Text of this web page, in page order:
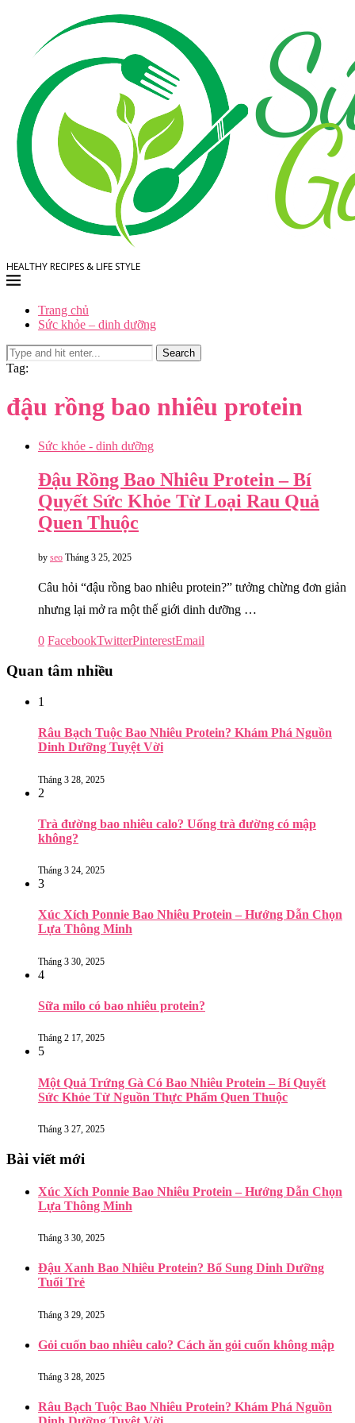
HEALTHY RECIPES & LIFE STYLE
Trang chủ
Sức khỏe – dinh dưỡng
Search
Tag:
đậu rồng bao nhiêu protein
Sức khỏe - dinh dưỡng
Đậu Rồng Bao Nhiêu Protein – Bí
Quyết Sức Khỏe Từ Loại Rau Quả
Quen Thuộc
by seo Tháng 3 25, 2025
Câu hỏi “đậu rồng bao nhiêu protein?” tưởng chừng đơn giản
nhưng lại mở ra một thế giới dinh dưỡng …
0 FacebookTwitterPinterestEmail
Quan tâm nhiều
1
Râu Bạch Tuộc Bao Nhiêu Protein? Khám Phá Nguồn
Dinh Dưỡng Tuyệt Vời
Tháng 3 28, 2025
2
Trà đường bao nhiêu calo? Uống trà đường có mập
không?
Tháng 3 24, 2025
3
Xúc Xích Ponnie Bao Nhiêu Protein – Hướng Dẫn Chọn
Lựa Thông Minh
Tháng 3 30, 2025
4
Sữa milo có bao nhiêu protein?
Tháng 2 17, 2025
5
Một Quả Trứng Gà Có Bao Nhiêu Protein – Bí Quyết
Sức Khỏe Từ Nguồn Thực Phẩm Quen Thuộc
Tháng 3 27, 2025
Bài viết mới
Xúc Xích Ponnie Bao Nhiêu Protein – Hướng Dẫn Chọn
Lựa Thông Minh
Tháng 3 30, 2025
Đậu Xanh Bao Nhiêu Protein? Bổ Sung Dinh Dưỡng
Tuổi Trẻ
Tháng 3 29, 2025
Gỏi cuốn bao nhiêu calo? Cách ăn gỏi cuốn không mập
Tháng 3 28, 2025
Râu Bạch Tuộc Bao Nhiêu Protein? Khám Phá Nguồn